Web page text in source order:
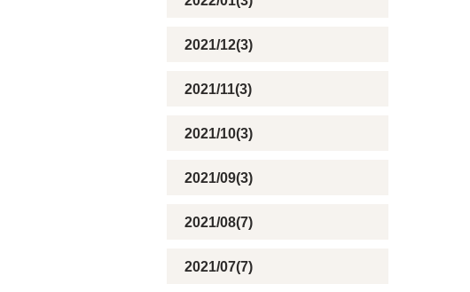
2021/12(3)
2021/11(3)
2021/10(3)
2021/09(3)
2021/08(7)
2021/07(7)